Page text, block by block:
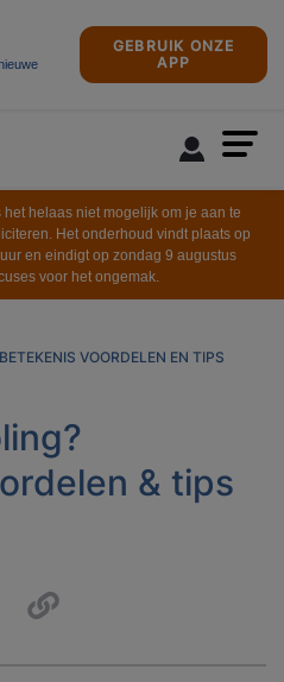
GEBRUIK ONZE
APP
helaas niet mogelijk om je aan te
Het onderhoud vindt plaats op
en eindigt op zondag 9 augustus
voor het ongemak.
VOORDELEN EN TIPS
& tips